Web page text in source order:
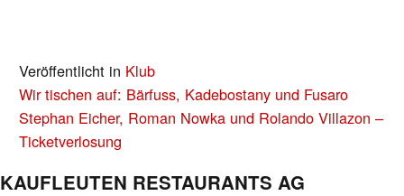
Veröffentlicht in Klub
BEITRAGS-
NAVIGATION
Wir tischen auf: Bärfuss, Kadebostany und Fusaro
Stephan Eicher, Roman Nowka und Rolando Villazon –
Ticketverlosung
KAUFLEUTEN RESTAURANTS AG